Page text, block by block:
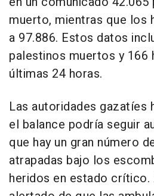
muerto, mientras que los
a 97.886. Estos datos
palestinos muertos y 166
últimas 24 horas.
Las autoridades gazatíes
el balance podría seguir
que hay un gran número
atrapadas bajo los
heridos en estado crítico.